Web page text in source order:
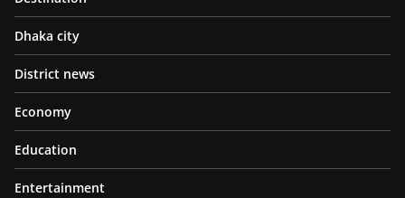
Dhaka city
District news
Economy
Education
Entertainment